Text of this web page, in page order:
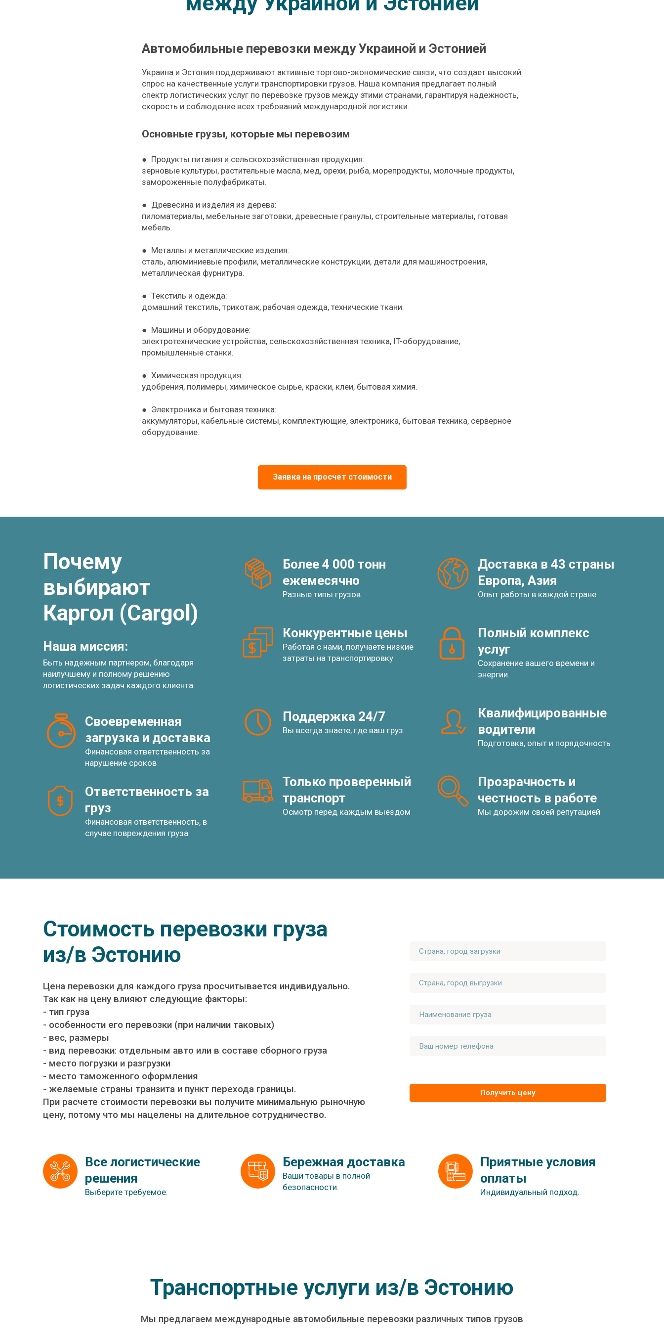
Автомобильные перевозки между Украиной и Эстонией
Украина и Эстония поддерживают активные торгово-экономические связи, что создает высокий
спрос на качественные услуги транспортировки грузов. Наша компания предлагает полный
спектр логистических услуг по перевозке грузов между этими странами, гарантируя надежность,
скорость и соблюдение всех требований международной логистики.
Основные грузы, которые мы перевозим
● Продукты питания и сельскохозяйственная продукция:
зерновые культуры, растительные масла, мед, орехи, рыба, морепродукты, молочные продукты,
замороженные полуфабрикаты.
● Древесина и изделия из дерева:
пиломатериалы, мебельные заготовки, древесные гранулы, строительные материалы, готовая
мебель.
● Металлы и металлические изделия:
сталь, алюминиевые профили, металлические конструкции, детали для машиностроения,
металлическая фурнитура.
● Текстиль и одежда:
домашний текстиль, трикотаж, рабочая одежда, технические ткани.
● Машины и оборудование:
электротехнические устройства, сельскохозяйственная техника, IT-оборудование,
промышленные станки.
● Химическая продукция:
удобрения, полимеры, химическое сырье, краски, клеи, бытовая химия.
● Электроника и бытовая техника:
аккумуляторы, кабельные системы, комплектующие, электроника, бытовая техника, серверное
оборудование.
Заявка на просчет стоимости
Почему
выбирают
Каргол (Cargol)
Наша миссия:
Быть надежным партнером, благодаря
наилучшему и полному решению
логистических задач каждого клиента.
Своевременная
загрузка и доставка
Финансовая ответственность за
нарушение сроков
Ответственность за
груз
Финансовая ответственность, в
случае повреждения груза
Более 4 000 тонн
ежемесячно
Разные типы грузов
Доставка в 43 страны
Европа, Азия
Опыт работы в каждой стране
Конкурентные цены
Работая с нами, получаете низкие
затраты на транспортировку
Полный комплекс
услуг
Сохранение вашего времени и
энергии.
Поддержка 24/7
Вы всегда знаете, где ваш груз.
Квалифицированные
водители
Подготовка, опыт и порядочность
Только проверенный
транспорт
Осмотр перед каждым выездом
Прозрачность и
честность в работе
Мы дорожим своей репутацией
Стоимость перевозки груза
из/в Эстонию
Цена перевозки для каждого груза просчитывается индивидуально.
Так как на цену влияют следующие факторы:
- тип груза
- особенности его перевозки (при наличии таковых)
- вес, размеры
- вид перевозки: отдельным авто или в составе сборного груза
- место погрузки и разгрузки
- место таможенного оформления
- желаемые страны транзита и пункт перехода границы.
При расчете стоимости перевозки вы получите минимальную рыночную
цену, потому что мы нацелены на длительное сотрудничество.
Получить цену
Все логистические
решения
Выберите требуемое.
Бережная доставка
Ваши товары в полной
безопасности.
Приятные условия
оплаты
Индивидуальный подход.
Транспортные услуги из/в Эстонию
Мы предлагаем международные автомобильные перевозки различных типов грузов